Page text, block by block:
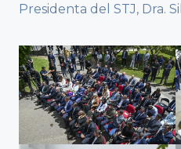
Presidenta del STJ, Dra.